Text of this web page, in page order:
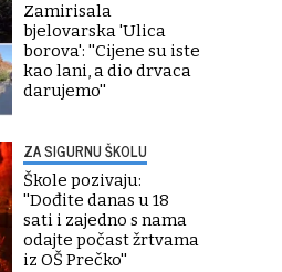
Zamirisala
bjelovarska 'Ulica
borova': ''Cijene su iste
kao lani, a dio drvaca
darujemo''
ZA SIGURNU ŠKOLU
Škole pozivaju:
''Dođite danas u 18
sati i zajedno s nama
odajte počast žrtvama
iz OŠ Prečko''